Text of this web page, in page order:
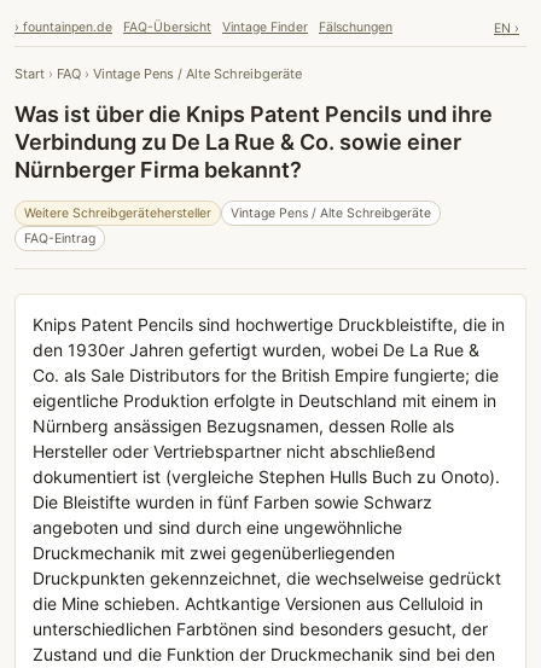
› fountainpen.de FAQ-Übersicht Vintage Finder Fälschungen EN ›
Start › FAQ › Vintage Pens / Alte Schreibgeräte
Was ist über die Knips Patent Pencils und ihre
Verbindung zu De La Rue & Co. sowie einer
Nürnberger Firma bekannt?
Weitere Schreibgerätehersteller
Vintage Pens / Alte Schreibgeräte
FAQ-Eintrag
Knips Patent Pencils sind hochwertige Druckbleistifte, die in
den 1930er Jahren gefertigt wurden, wobei De La Rue &
Co. als Sale Distributors for the British Empire fungierte; die
eigentliche Produktion erfolgte in Deutschland mit einem in
Nürnberg ansässigen Bezugsnamen, dessen Rolle als
Hersteller oder Vertriebspartner nicht abschließend
dokumentiert ist (vergleiche Stephen Hulls Buch zu Onoto).
Die Bleistifte wurden in fünf Farben sowie Schwarz
angeboten und sind durch eine ungewöhnliche
Druckmechanik mit zwei gegenüberliegenden
Druckpunkten gekennzeichnet, die wechselweise gedrückt
die Mine schieben. Achtkantige Versionen aus Celluloid in
unterschiedlichen Farbtönen sind besonders gesucht, der
Zustand und die Funktion der Druckmechanik sind bei den